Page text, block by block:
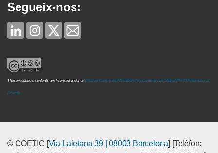
Segueix-nos:
These website's contents are licensed under a Creative Commons Attribution-NonCommercial-ShareAlike 4.0 International
License
© COETIC [Via Laietana 39 | 08003 Barcelona] [Telèfon: